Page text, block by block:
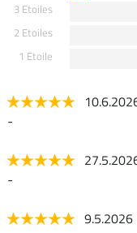
3 Etoiles
2 Etoiles
1 Etoile
-
-
9.5.2026